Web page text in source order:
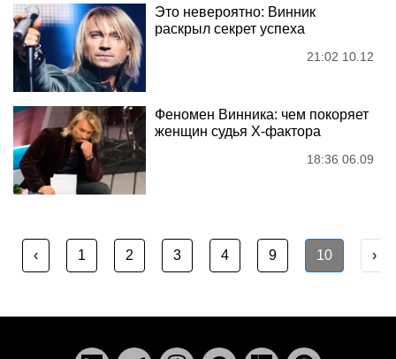
Это невероятно: Винник
раскрыл секрет успеха
21:02 10.12
Феномен Винника: чем покоряет
женщин судья Х-фактора
18:36 06.09
‹ 1 2 3 4 9 10 ›